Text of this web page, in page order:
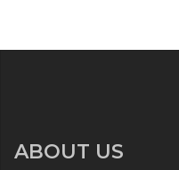
ABOUT US